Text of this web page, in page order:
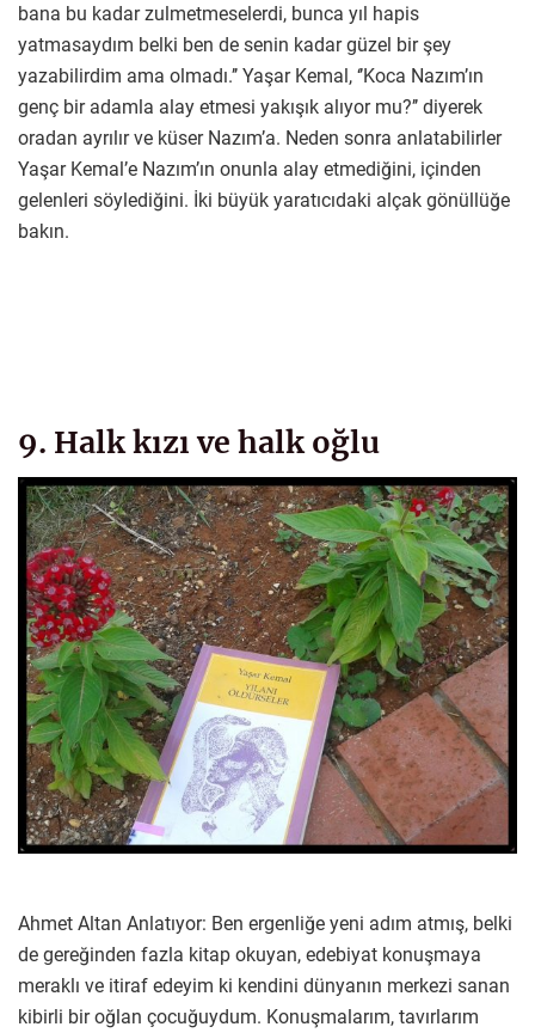
bana bu kadar zulmetmeselerdi, bunca yıl hapis
yatmasaydım belki ben de senin kadar güzel bir şey
yazabilirdim ama olmadı.’’ Yaşar Kemal, ‘’Koca Nazım’ın
genç bir adamla alay etmesi yakışık alıyor mu?’’ diyerek
oradan ayrılır ve küser Nazım’a. Neden sonra anlatabilirler
Yaşar Kemal’e Nazım’ın onunla alay etmediğini, içinden
gelenleri söylediğini. İki büyük yaratıcıdaki alçak gönüllüğe
bakın.
9. Halk kızı ve halk oğlu
Ahmet Altan Anlatıyor: Ben ergenliğe yeni adım atmış, belki
de gereğinden fazla kitap okuyan, edebiyat konuşmaya
meraklı ve itiraf edeyim ki kendini dünyanın merkezi sanan
kibirli bir oğlan çocuğuydum. Konuşmalarım, tavırlarım